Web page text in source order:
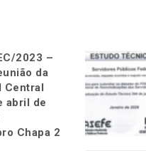
2023 –
da
abril de
Chapa 2